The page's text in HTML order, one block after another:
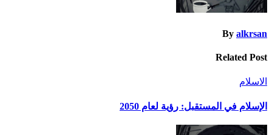
By alkrsan
Related Post
الاسلام
الإسلام في المستقبل: رؤية لعام 2050